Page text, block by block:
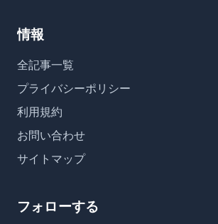
情報
全記事一覧
プライバシーポリシー
利用規約
お問い合わせ
サイトマップ
フォローする